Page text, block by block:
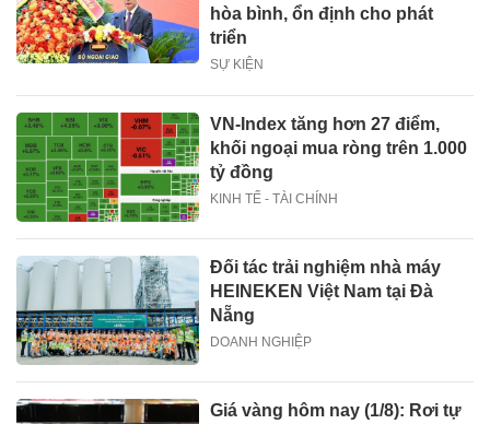
hòa bình, ổn định cho phát
triển
SỰ KIỆN
VN-Index tăng hơn 27 điểm,
khối ngoại mua ròng trên 1.000
tỷ đồng
KINH TẾ - TÀI CHÍNH
Đối tác trải nghiệm nhà máy
HEINEKEN Việt Nam tại Đà
Nẵng
DOANH NGHIỆP
Giá vàng hôm nay (1/8): Rơi tự